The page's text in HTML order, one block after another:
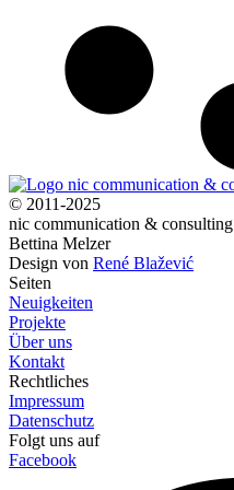
© 2011-2025
nic communication & consulting
Bettina Melzer
Design von René Blažević
Seiten
Neuigkeiten
Projekte
Über uns
Kontakt
Rechtliches
Impressum
Datenschutz
Folgt uns auf
Facebook